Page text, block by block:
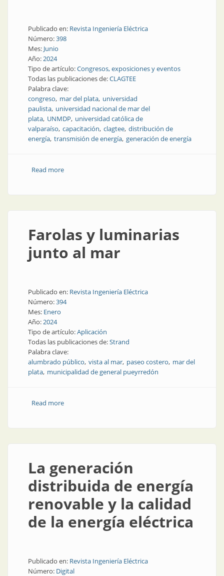
Publicado en: Revista Ingeniería Eléctrica
Número:398
Mes: Junio
Año:2024
Tipo de artículo:Congresos, exposiciones y eventos
Todas las publicaciones de:CLAGTEE
Palabra clave:
congreso mar del plata universidad
paulista universidad nacional de mar del
plata UNMDP universidad católica de
valparaíso capacitación clagtee distribución de
energía transmisión de energía generación de energía
Read moreabout Congreso internacional en Mar del Plata
Farolas y luminarias
junto al mar
Publicado en: Revista Ingeniería Eléctrica
Número:394
Mes: Enero
Año:2024
Tipo de artículo:Aplicación
Todas las publicaciones de:Strand
Palabra clave:
alumbrado público vista al mar paseo costero mar del
plata municipalidad de general pueyrredón
Read moreabout Farolas y luminarias junto al mar
La generación
distribuida de energía
renovable y la calidad
de la energía eléctrica
Publicado en: Revista Ingeniería Eléctrica
Número: Digital